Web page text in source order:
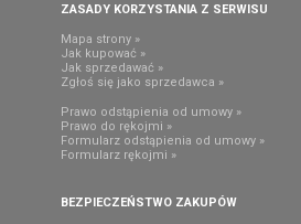
ZASADY KORZYSTANIA Z SERWISU
Mapa strony »
Jak kupować »
Jak sprzedawać »
Zgłoś się jako sprzedawca »
Prawo odstąpienia od umowy »
Prawo do rękojmi »
Formularz odstąpienia od umowy »
Formularz rękojmi »
BEZPIECZEŃSTWO ZAKUPÓW